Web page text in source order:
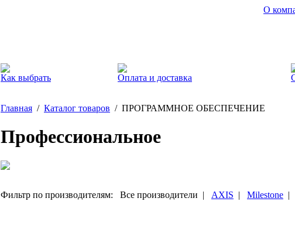
О
Как выбрать Оплата и доставка
Главная / Каталог товаров / ПРОГРАММНОЕ ОБЕСПЕЧЕНИЕ
Профессиональное
Фильтр по производителям: Все производители | AXIS | Milestone |